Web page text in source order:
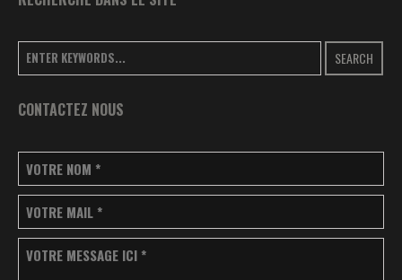
SEARCH
CONTACTEZ NOUS
VOTRE NOM *
VOTRE MAIL *
VOTRE MESSAGE ICI *